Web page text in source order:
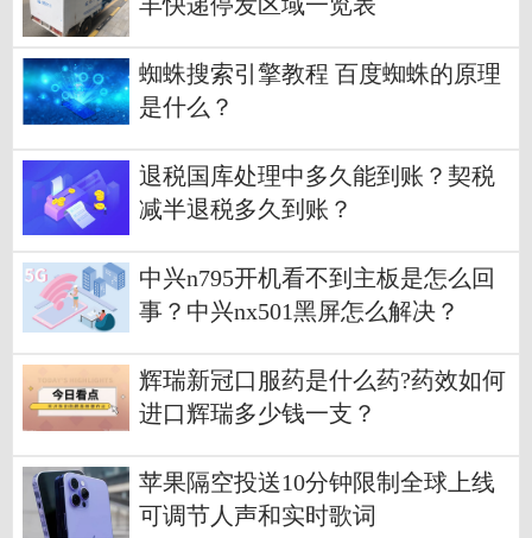
丰快递停发区域一览表
蜘蛛搜索引擎教程 百度蜘蛛的原理
是什么？
退税国库处理中多久能到账？契税
减半退税多久到账？
中兴n795开机看不到主板是怎么回
事？中兴nx501黑屏怎么解决？
辉瑞新冠口服药是什么药?药效如何
进口辉瑞多少钱一支？
苹果隔空投送10分钟限制全球上线
可调节人声和实时歌词